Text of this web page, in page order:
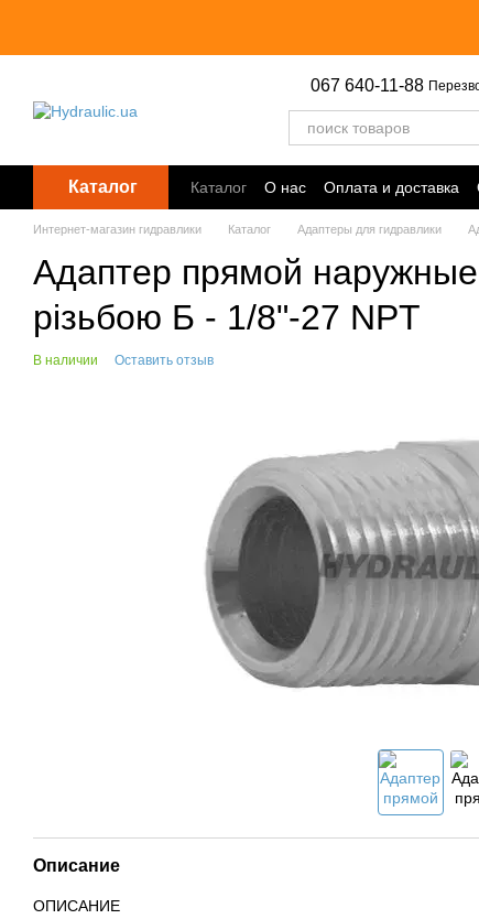
067 640-11-88
Каталог Каталог О нас Оплата и доставка
Точки выдачи
Интернет-магазин гидравлики Каталог Адаптеры для гидравлики
Адаптер прямой
різьбою Б - 1/8"-27 NPT
В наличии Оставить отзыв
Описание
ОПИСАНИЕ